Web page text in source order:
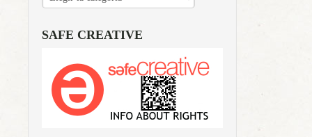
SAFE CREATIVE